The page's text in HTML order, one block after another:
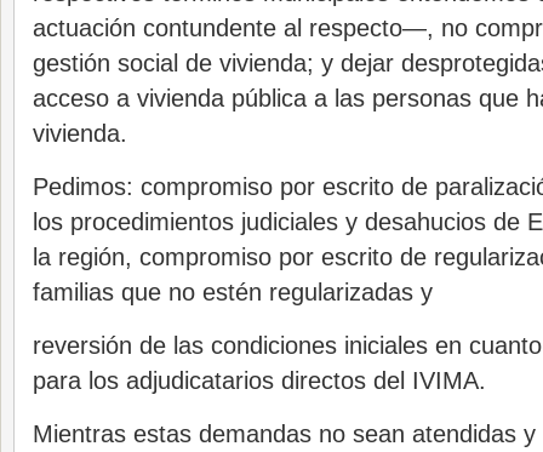
actuación contundente al respecto—, no
gestión social de vivienda; y dejar
acceso a vivienda pública a las personas que
vivienda.
Pedimos: compromiso por escrito de
los procedimientos judiciales y desahucios de
la región, compromiso por escrito de
familias que no estén regularizadas y
reversión de las condiciones iniciales en
para los adjudicatarios directos del IVIMA.
Mientras estas demandas no sean atendidas